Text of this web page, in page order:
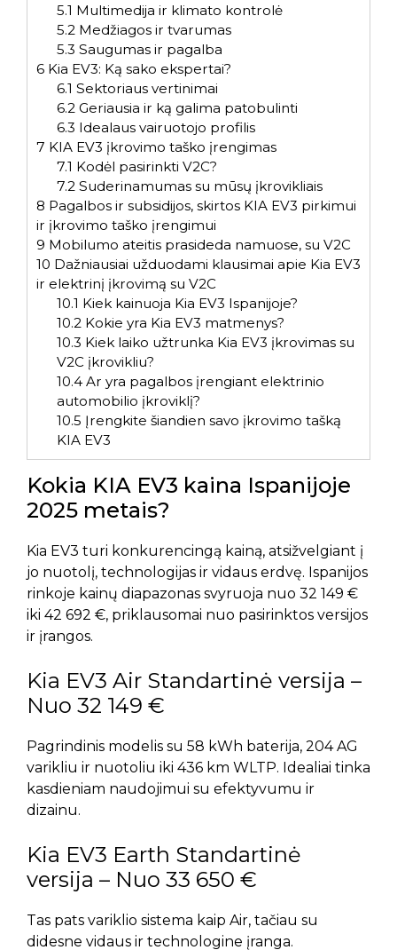
5.1 Multimedija ir klimato kontrolė
5.2Medžiagos ir tvarumas
5.3 Saugumas ir pagalba
6 Kia EV3: Ką sako ekspertai?
6.1 Sektoriaus vertinimai
6.2Geriausia ir ką galima patobulinti
6.3 Idealaus vairuotojo profilis
7 KIA EV3 įkrovimo taško įrengimas
7.1 Kodėl pasirinkti V2C?
7.2Suderinamumas su mūsų įkrovikliais
8 Pagalbos ir subsidijos, skirtos KIA EV3 pirkimui
ir įkrovimo taško įrengimui
9 Mobilumo ateitis prasideda namuose, su V2C
10 Dažniausiai užduodami klausimai apie Kia EV3
ir elektrinį įkrovimą su V2C
10.1 Kiek kainuoja Kia EV3 Ispanijoje?
10.2Kokie yra Kia EV3 matmenys?
10.3 Kiek laiko užtrunka Kia EV3 įkrovimas su
V2C įkrovikliu?
10.4Ar yra pagalbos įrengiant elektrinio
automobilio įkroviklį?
10.5 Įrengkite šiandien savo įkrovimo tašką
KIA EV3
Kokia KIA EV3 kaina Ispanijoje
2025 metais?
Kia EV3 turi konkurencingą kainą, atsižvelgiant į
jo nuotolį, technologijas ir vidaus erdvę. Ispanijos
rinkoje kainų diapazonas svyruoja nuo 32 149 €
iki 42 692 €, priklausomai nuo pasirinktos versijos
ir įrangos.
Kia EV3 Air Standartinė versija –
Nuo 32 149 €
Pagrindinis modelis su 58 kWh baterija, 204 AG
varikliu ir nuotoliu iki 436 km WLTP. Idealiai tinka
kasdieniam naudojimui su efektyvumu ir
dizainu.
Kia EV3 Earth Standartinė
versija – Nuo 33 650 €
Tas pats variklio sistema kaip Air, tačiau su
didesne vidaus ir technologine įranga.